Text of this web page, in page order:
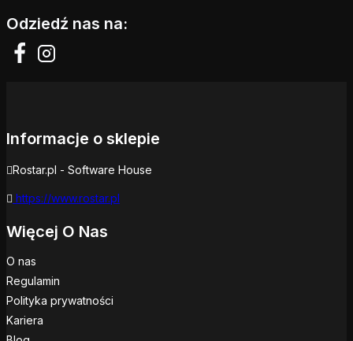
Odziedź nas na:
Informacje o sklepie
Rostar.pl - Software House
https://www.rostar.pl
Więcej O Nas
O nas
Regulamin
Polityka prywatności
Kariera